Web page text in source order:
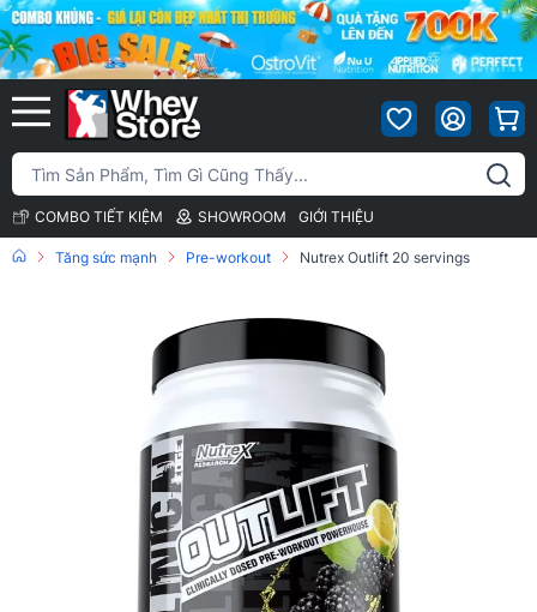
COMBO TIẾT KIỆM SHOWROOM GIỚI THIỆU
Tăng sức mạnh Pre-workout Nutrex Outlift 20 servings